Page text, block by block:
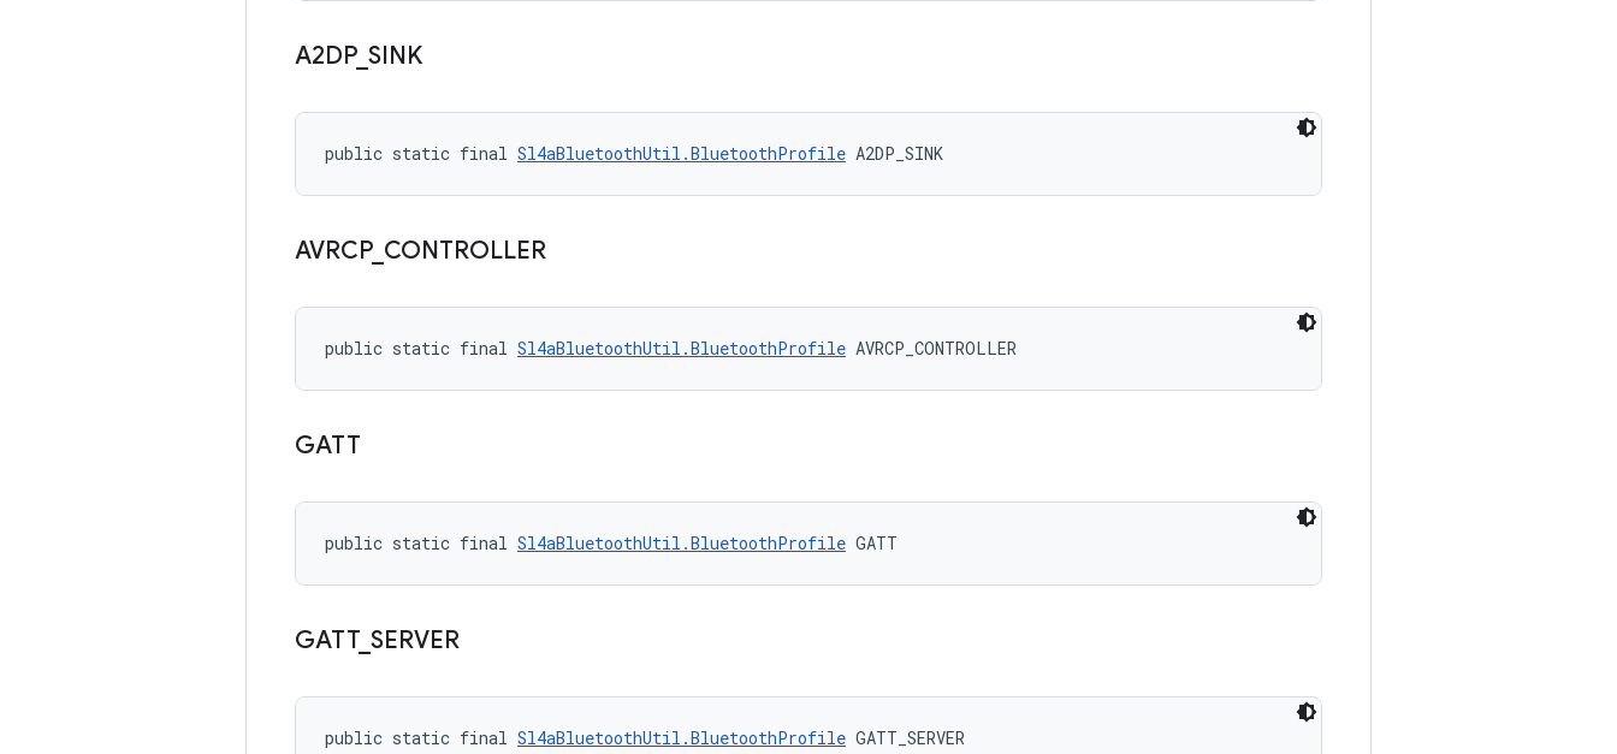
A2DP_ SINK
public static final Sl4aBluetoothUtil.BluetoothProfile A2DP_SINK
AVRCP_ CONTROLLER
public static final Sl4aBluetoothUtil.BluetoothProfile AVRCP_CONTROLLER
GATT
public static final Sl4aBluetoothUtil.BluetoothProfile GATT
GATT_ SERVER
public static final Sl4aBluetoothUtil.BluetoothProfile GATT_SERVER